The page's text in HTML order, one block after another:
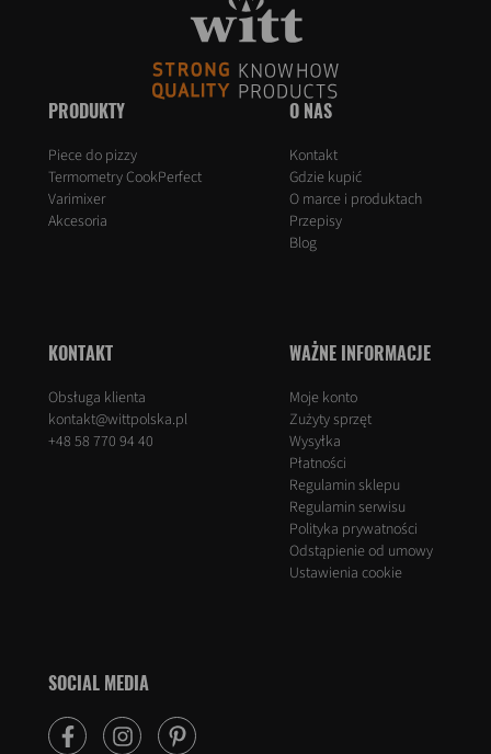
PRODUKTY
Piece do pizzy
Termometry CookPerfect
Varimixer
Akcesoria
O NAS
Kontakt
Gdzie kupić
O marce i produktach
Przepisy
Blog
KONTAKT
Obsługa klienta
kontakt@wittpolska.pl
+48 58 770 94 40
WAŻNE INFORMACJE
Moje konto
Zużyty sprzęt
Wysyłka
Płatności
Regulamin sklepu
Regulamin serwisu
Polityka prywatności
Odstąpienie od umowy
Ustawienia cookie
SOCIAL MEDIA